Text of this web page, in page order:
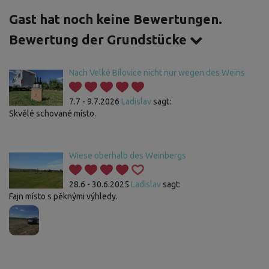
Gast hat noch keine Bewertungen.
Bewertung der Grundstücke
Nach Velké Bílovice nicht nur wegen des Weins
7.7 - 9.7.2026 Ladislav sagt:
Skvělé schované místo.
Wiese oberhalb des Weinbergs
28.6 - 30.6.2025 Ladislav sagt:
Fajn místo s pěknými výhledy.